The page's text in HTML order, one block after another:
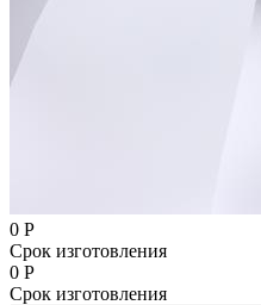
0 Р
Срок изготовления
0 Р
Срок изготовления